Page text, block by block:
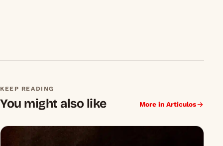
KEEP READING
You might also like More in Articulos